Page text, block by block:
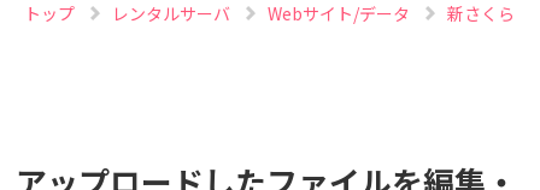
検索対象
トップ レンタルサーバ Webサイト/データ 新さくらの
アップロードしたファイルを編集・